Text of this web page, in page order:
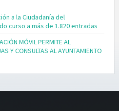
a la Ciudadanía del
curso a más de 1.820 entradas
MÓVIL PERMITE AL
Y CONSULTAS AL AYUNTAMIENTO